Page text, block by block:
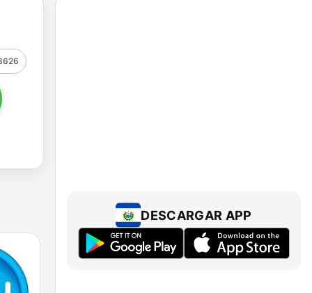
DESCARGAR APP